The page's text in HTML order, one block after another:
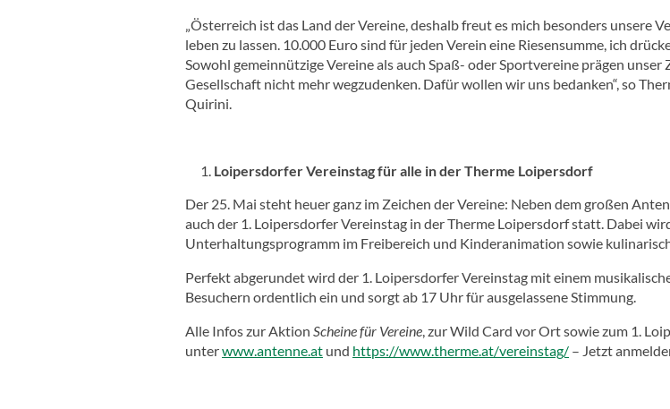
„Österreich ist das Land der Vereine, deshalb freut es mich besonders unsere
leben zu lassen. 10.000 Euro sind für jeden Verein eine Riesensumme, ich
Sowohl gemeinnützige Vereine als auch Spaß- oder Sportvereine prägen
Gesellschaft nicht mehr wegzudenken. Dafür wollen wir uns bedanken“, so
Quirini.
Loipersdorfer Vereinstag für alle in der Therme Loipersdorf
Der 25. Mai steht heuer ganz im Zeichen der Vereine: Neben dem großen
auch der 1. Loipersdorfer Vereinstag in der Therme Loipersdorf statt. Dabei
Unterhaltungsprogramm im Freibereich und Kinderanimation sowie
Perfekt abgerundet wird der 1. Loipersdorfer Vereinstag mit einem
Besuchern ordentlich ein und sorgt ab 17 Uhr für ausgelassene Stimmung.
Alle Infos zur Aktion Scheine für Vereine, zur Wild Card vor Ort sowie zum 1.
unterwww.antenne.at und https://www.therme.at/vereinstag/ – Jetzt